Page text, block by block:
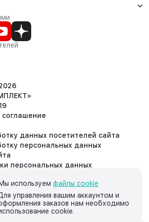
(МСК)
соглашение
данных посетителей сайта
персональных данных
персональных данных
персональных данных третьим
Мы используем файлы cookie
управления вашим аккаунтом и
заказов нам необходимо
cookie.